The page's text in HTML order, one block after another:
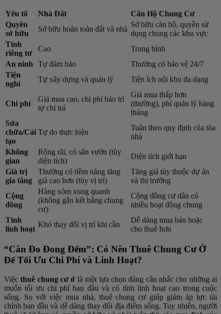
Yếu tố Nhà Đất
Căn Hộ Chung Cư
Quyền
sở hữu
Sở hữu hoàn toàn đất và nhà
Sở hữu căn hộ, quyền sử
dụng chung các khu vực
Tính
riêng tư
Cao
Trung bình
An ninh
Tự đảm bảo
Thường có bảo vệ 24/7
Tiện
nghi
Tự xây dựng và quản lý Tiện ích nội khu đa dạng
Chi phí
Giá mua cao, chi phí bảo trì
tự chi trả
Giá mua thấp hơn
(thường), phí quản lý hàng
tháng
Sửa
chữa/Cải
tạo
Tự do thực hiện
Tuân theo quy định của tòa
nhà
Không
gian
Rộng rãi, có sân vườn (tùy
diện tích)
Diện tích giới hạn
Giá trị
gia tăng
Thường có tiềm năng tăng
giá cao hơn (tùy vị trí)
Tăng giá tùy thuộc dự án
và thị trường
Cộng
đồng
Hàng xóm xung quanh
(không gắn kết bằng chung
cư)
Cộng đồng cư dân có
nhiều hoạt động chung
Tính
linh hoạt
Khó thay đổi vị trí khi cần
Dễ dàng mua bán hoặc
cho thuê hơn
“Cân Đo Đong Đếm”: Có Nên Thuê Chung Cư Ở
Để Tối Ưu Chi Phí và Linh Hoạt?
Việcthuê chung cư ở là một lựa chọn đáng cân nhắc cho những ai
muốn tối ưu chi phí ban đầu và có tính linh hoạt cao trong cuộc
sống. So với việc mua nhà, thuê chung cư giúp giảm áp lực tài
chính ban đầu và dễ dàng thay đổi địa điểm sống. Tuy nhiên, người